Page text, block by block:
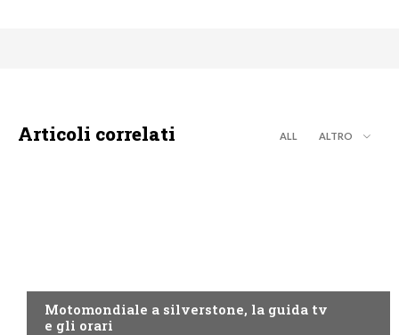
Articoli correlati ALL ALTRO
Motomondiale a silverstone, la guida tv
e gli orari